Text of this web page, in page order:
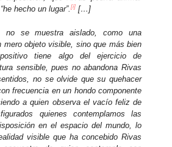
hecho un lugar”.[i] […]
no se muestra aislado, como una
mero objeto visible, sino que más bien
tiene algo del ejercicio de
sensible, pues no abandona Rivas
no se olvide que su quehacer
frecuencia en un hondo componente
a quien observa el vacío feliz de
quienes contemplamos las
en el espacio del mundo, lo
visible que ha concebido Rivas